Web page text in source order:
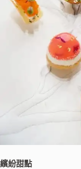
繽紛甜點